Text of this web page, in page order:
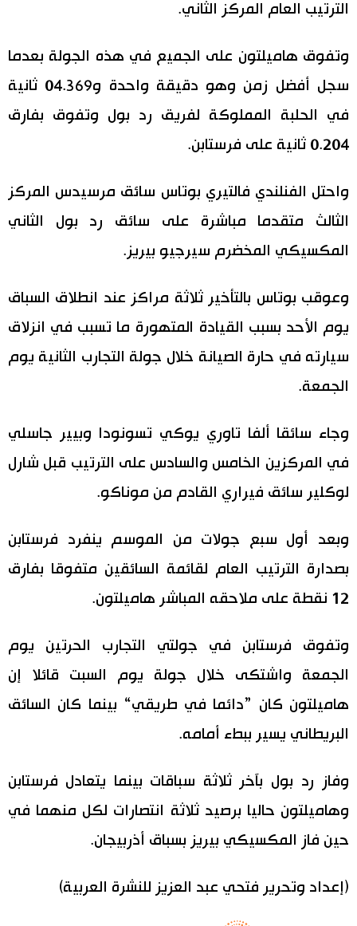
لايف ستايل
طوكيو
إعلان
الترتيب العام المركز الثاني.
وتفوق هاميلتون على الجميع في هذه الجولة بعدما
سجل أفضل زمن وهو دقيقة واحدة و04.369 ثانية
في الحلبة المملوكة لفريق رد بول وتفوق بفارق
0.204 ثانية على فرستابن.
واحتل الفنلندي فالتيري بوتاس سائق مرسيدس المركز
الثالث متقدما مباشرة على سائق رد بول الثاني
المكسيكي المخضرم سيرجيو بيريز.
وعوقب بوتاس بالتأخير ثلاثة مراكز عند انطلاق السباق
يوم الأحد بسبب القيادة المتهورة ما تسبب في انزلاق
سيارته في حارة الصيانة خلال جولة التجارب الثانية يوم
الجمعة.
وجاء سائقا ألفا تاوري يوكي تسونودا وبيير جاسلي
في المركزين الخامس والسادس على الترتيب قبل شارل
لوكلير سائق فيراري القادم من موناكو.
وبعد أول سبع جولات من الموسم ينفرد فرستابن
بصدارة الترتيب العام لقائمة السائقين متفوقا بفارق
12 نقطة على ملاحقه المباشر هاميلتون.
وتفوق فرستابن في جولتي التجارب الحرتين يوم
الجمعة واشتكى خلال جولة يوم السبت قائلا إن
هاميلتون كان ”دائما في طريقي“ بينما كان السائق
البريطاني يسير ببطء أمامه.
وفاز رد بول بآخر ثلاثة سباقات بينما يتعادل فرستابن
وهاميلتون حاليا برصيد ثلاثة انتصارات لكل منهما في
حين فاز المكسيكي بيريز بسباق أذربيجان.
(إعداد وتحرير فتحي عبد العزيز للنشرة العربية)